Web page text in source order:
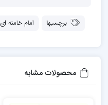
برچسبها امام خامنه ای
محصولات مشابه